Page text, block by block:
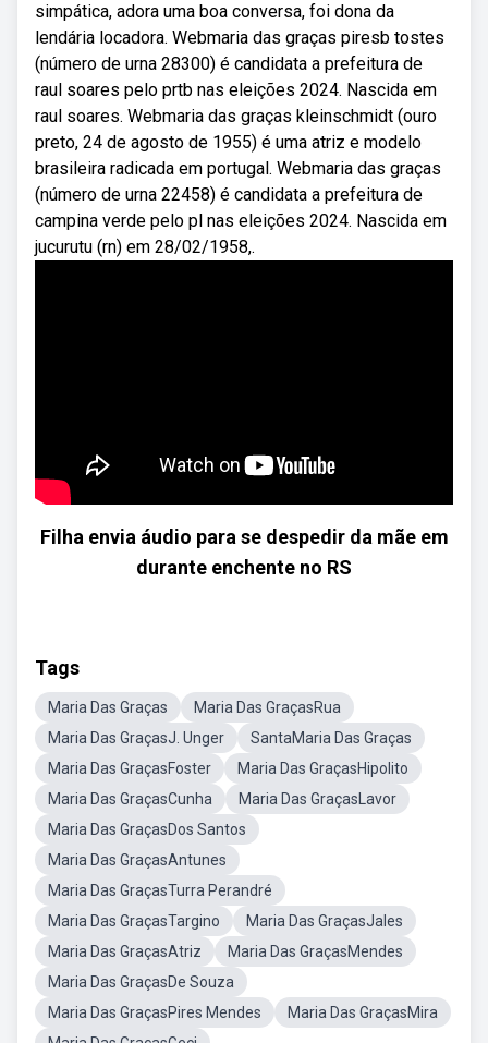
simpática, adora uma boa conversa, foi dona da
lendária locadora. Webmaria das graças piresb tostes
(número de urna 28300) é candidata a prefeitura de
raul soares pelo prtb nas eleições 2024. Nascida em
raul soares. Webmaria das graças kleinschmidt (ouro
preto, 24 de agosto de 1955) é uma atriz e modelo
brasileira radicada em portugal. Webmaria das graças
(número de urna 22458) é candidata a prefeitura de
campina verde pelo pl nas eleições 2024. Nascida em
jucurutu (rn) em 28/02/1958,.
Filha envia áudio para se despedir da mãe em
durante enchente no RS
Tags
Maria Das Graças
Maria Das GraçasRua
Maria Das GraçasJ. Unger
SantaMaria Das Graças
Maria Das GraçasFoster
Maria Das GraçasHipolito
Maria Das GraçasCunha
Maria Das GraçasLavor
Maria Das GraçasDos Santos
Maria Das GraçasAntunes
Maria Das GraçasTurra Perandré
Maria Das GraçasTargino
Maria Das GraçasJales
Maria Das GraçasAtriz
Maria Das GraçasMendes
Maria Das GraçasDe Souza
Maria Das GraçasPires Mendes
Maria Das GraçasMira